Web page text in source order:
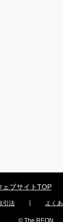
ェブサイトTOP
引法 よく
© The REON